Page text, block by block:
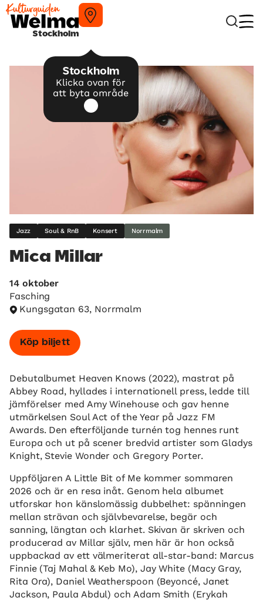
Stockholm
Stockholm
Klicka ovan för
att byta område
Jazz Soul & RnB Konsert Norrmalm
Mica Millar
14 oktober
Fasching
Kungsgatan 63, Norrmalm
Köp biljett
Debutalbumet Heaven Knows (2022), mastrat på
Abbey Road, hyllades i internationell press, ledde till
jämförelser med Amy Winehouse och gav henne
utmärkelsen Soul Act of the Year på Jazz FM
Awards. Den efterföljande turnén tog hennes runt
Europa och ut på scener bredvid artister som Gladys
Knight, Stevie Wonder och Gregory Porter.
Uppföljaren A Little Bit of Me kommer sommaren
2026 och är en resa inåt. Genom hela albumet
utforskar hon känslomässig dubbelhet: spänningen
mellan strävan och självbevarelse, begär och
sanning, längtan och klarhet. Skivan är skriven och
producerad av Millar själv, men här är hon också
uppbackad av ett välmeriterat all-star-band: Marcus
Finnie (Taj Mahal & Keb Mo), Jay White (Macy Gray,
Rita Ora), Daniel Weatherspoon (Beyoncé, Janet
Jackson, Paula Abdul) och Adam Smith (Erykah